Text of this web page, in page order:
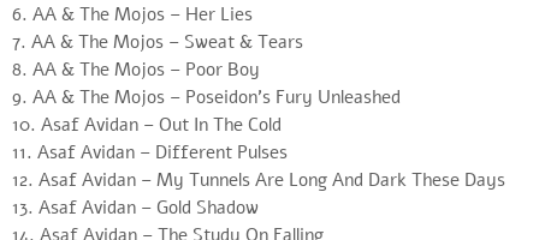
6. AA & The Mojos – Her Lies
7. AA & The Mojos – Sweat & Tears
8. AA & The Mojos – Poor Boy
9. AA & The Mojos – Poseidon’s Fury Unleashed
10. Asaf Avidan – Out In The Cold
11. Asaf Avidan – Different Pulses
12. Asaf Avidan – My Tunnels Are Long And Dark These Days
13. Asaf Avidan – Gold Shadow
14. Asaf Avidan – The Study On Falling